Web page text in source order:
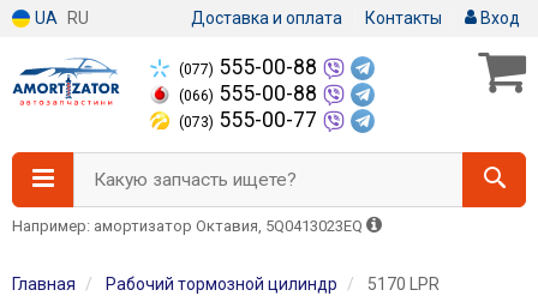
UA RU Доставка и оплата Контакты Вход
(077) 555-00-88
(066) 555-00-88
(073) 555-00-77
Какую запчасть ищете?
Например: амортизатор Октавия, 5Q0413023EQ
Главная Рабочий тормозной цилиндр 5170 LPR